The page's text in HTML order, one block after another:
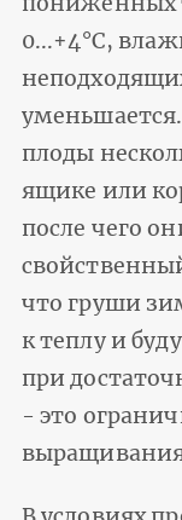
0...+4°С,
плоды
ящике или
после чего
что груши
к теплу и
при
- это
выращивания